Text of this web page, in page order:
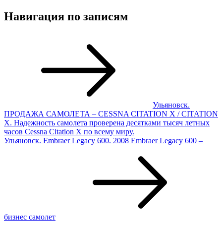
Навигация по записям
Ульяновск.
ПРОДАЖА САМОЛЕТА – CESSNA CITATION X / CITATION
X. Надежность самолета проверена десятками тысяч летных
часов Cessna Citation X по всему миру.
Ульяновск. Embraer Legacy 600. 2008 Embraer Legacy 600 –
бизнес самолет